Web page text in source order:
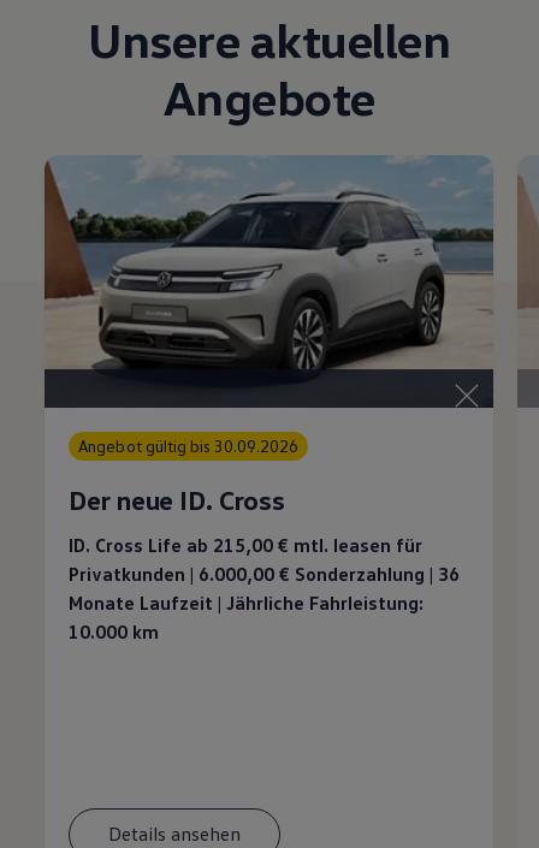
Unsere aktuellen
Angebote
Angebot gültig bis 30.09.2026
Der neue ID. Cross
ID. Cross Life ab 215,00 € mtl. leasen für
Privatkunden | 6.000,00 € Sonderzahlung | 36
Monate Laufzeit | Jährliche Fahrleistung:
10.000 km
Details ansehen